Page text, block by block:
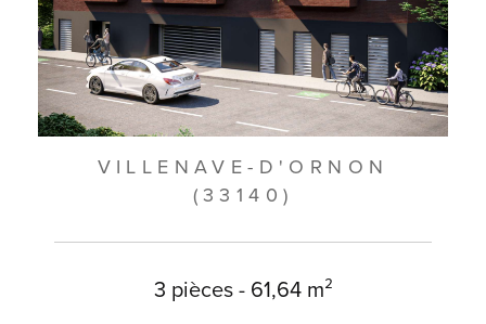
VILLENAVE-D'ORNON
(33140)
3 pièces - 61,64 m²